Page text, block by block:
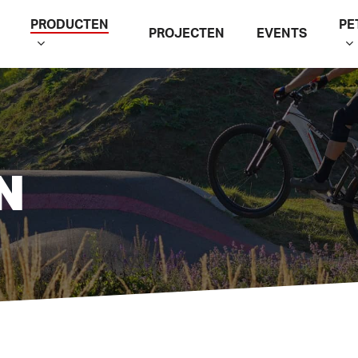
PRODUCTEN
PROJECTEN EVENTS